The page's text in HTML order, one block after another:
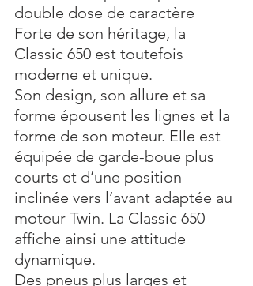
double dose de caractère
Forte de son héritage, la
Classic 650 est toutefois
moderne et unique.
Son design, son allure et sa
forme épousent les lignes et la
forme de son moteur. Elle est
équipée de garde-boue plus
courts et d’une position
inclinée vers l’avant adaptée au
moteur Twin. La Classic 650
affiche ainsi une attitude
dynamique.
Des pneus plus larges et